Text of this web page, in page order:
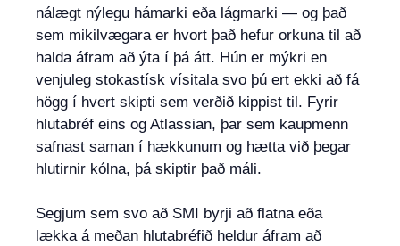
nálægt nýlegu hámarki eða lágmarki — og það
sem mikilvægara er hvort það hefur orkuna til að
halda áfram að ýta í þá átt. Hún er mýkri en
venjuleg stokastísk vísitala svo þú ert ekki að fá
högg í hvert skipti sem verðið kippist til. Fyrir
hlutabréf eins og Atlassian, þar sem kaupmenn
safnast saman í hækkunum og hætta við þegar
hlutirnir kólna, þá skiptir það máli.
Segjum sem svo að SMI byrji að flatna eða
lækka á meðan hlutabréfið heldur áfram að